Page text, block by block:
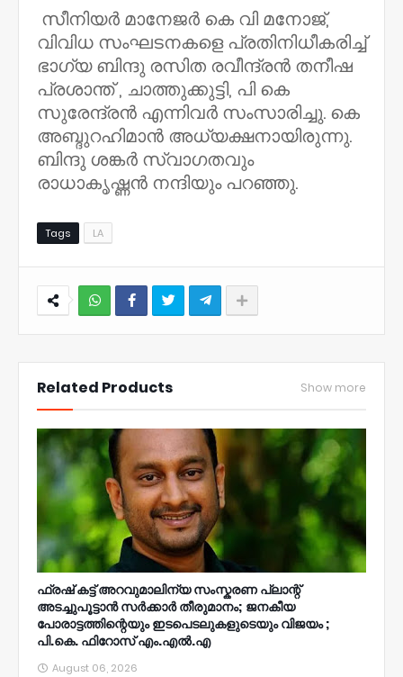
സീനിയർ മാനേജർ കെ വി മനോജ്,
വിവിധ സംഘടനകളെ പ്രതിനിധീകരിച്ച്
ഭാഗ്യ ബിന്ദു രസിത രവീന്ദ്രൻ തനീഷ
പ്രശാന്ത് , ചാത്തുക്കുട്ടി, പി കെ
സുരേന്ദ്രൻ എന്നിവർ സംസാരിച്ചു. കെ
അബ്ദുറഹിമാൻ അധ്യക്ഷനായിരുന്നു.
ബിന്ദു ശങ്കർ സ്വാഗതവും
രാധാകൃഷ്ണൻ നന്ദിയും പറഞ്ഞു.
Tags LA
Related Products Show more
ഫ്രഷ് കട്ട് അറവുമാലിന്യ സംസ്കരണ പ്ലാന്റ്
അടച്ചുപൂട്ടാൻ സർക്കാർ തീരുമാനം; ജനകീയ
പോരാട്ടത്തിന്റെയും ഇടപെടലുകളുടെയും വിജയം ;
പി.കെ. ഫിറോസ് എം.എൽ‍.എ
August 06, 2026